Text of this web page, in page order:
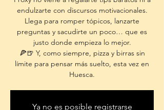
endulzarte con discursos motivacionales.
Llega para romper tópicos, lanzarte
preguntas y sacudirte un poco… que es
justo donde empieza lo mejor.
🍕🍺 Y, como siempre, pizza y birras sin
límite para pensar más suelto, esta vez en
Huesca.
Ya no es posible registrarse